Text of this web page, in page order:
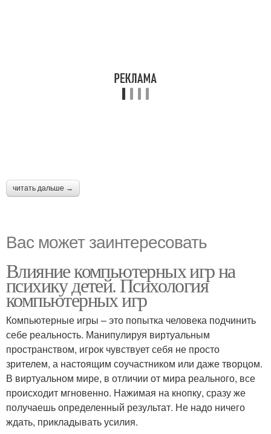
читать дальше →
Вас может заинтересовать
Влияние компьютерных игр на
психику детей. Психология
компьютерных игр
Компьютерные игры – это попытка человека подчинить
себе реальность. Манипулируя виртуальным
пространством, игрок чувствует себя не просто
зрителем, а настоящим соучастником или даже творцом.
В виртуальном мире, в отличии от мира реального, все
происходит мгновенно. Нажимая на кнопку, сразу же
получаешь определенный результат. Не надо ничего
ждать, прикладывать усилия.